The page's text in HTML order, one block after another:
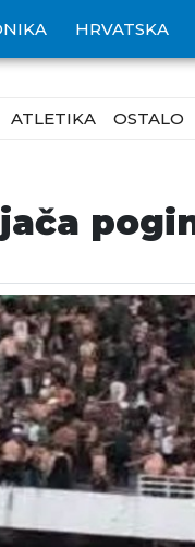
HRVATSKA
ATLETIKA OSTALO